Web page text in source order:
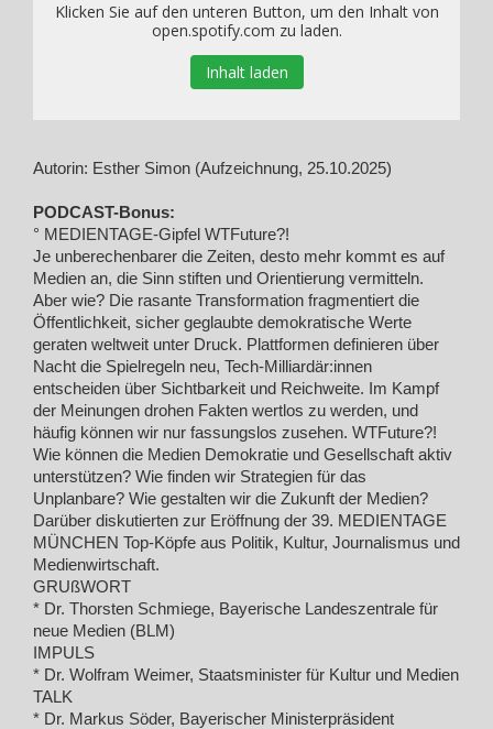
Klicken Sie auf den unteren Button, um den Inhalt von
open.spotify.com zu laden.
Inhalt laden
Autorin: Esther Simon (Aufzeichnung, 25.10.2025)
PODCAST-Bonus:
° MEDIENTAGE-Gipfel WTFuture?!
Je unberechenbarer die Zeiten, desto mehr kommt es auf
Medien an, die Sinn stiften und Orientierung vermitteln.
Aber wie? Die rasante Transformation fragmentiert die
Öffentlichkeit, sicher geglaubte demokratische Werte
geraten weltweit unter Druck. Plattformen definieren über
Nacht die Spielregeln neu, Tech-Milliardär:innen
entscheiden über Sichtbarkeit und Reichweite. Im Kampf
der Meinungen drohen Fakten wertlos zu werden, und
häufig können wir nur fassungslos zusehen. WTFuture?!
Wie können die Medien Demokratie und Gesellschaft aktiv
unterstützen? Wie finden wir Strategien für das
Unplanbare? Wie gestalten wir die Zukunft der Medien?
Darüber diskutierten zur Eröffnung der 39. MEDIENTAGE
MÜNCHEN Top-Köpfe aus Politik, Kultur, Journalismus und
Medienwirtschaft.
GRUßWORT
* Dr. Thorsten Schmiege, Bayerische Landeszentrale für
neue Medien (BLM)
IMPULS
* Dr. Wolfram Weimer, Staatsminister für Kultur und Medien
TALK
* Dr. Markus Söder, Bayerischer Ministerpräsident